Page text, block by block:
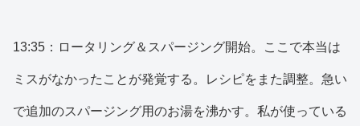
13:35：ロータリング＆スパージング開始。ここで本当は
ミスがなかったことが発覚する。レシピをまた調整。急い
で追加のスパージング用のお湯を沸かす。私が使っている